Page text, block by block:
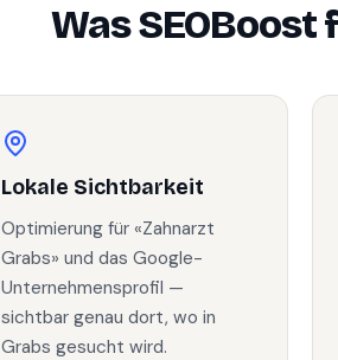
Was SEOBoost
Lokale Sichtbarkeit
Optimierung für «Zahnarzt
Grabs» und das Google-
Unternehmensprofil —
sichtbar genau dort, wo in
Grabs gesucht wird.